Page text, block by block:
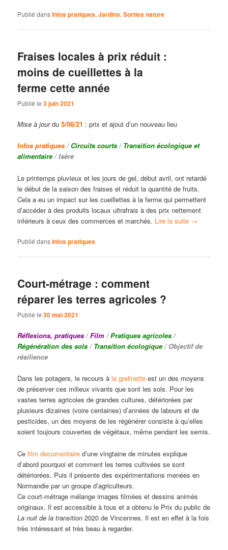
Publié dansInfos pratiques,Jardins,Sorties nature
Fraises locales à prix réduit :
moins de cueillettes à la
ferme cette année
Publié le3 juin 2021
Mise à jourdu5/06/21 : prix et ajout d’un nouveau lieu
Infos pratiques / Circuits courts / Transition écologique et
alimentaire / Isère
Le printemps pluvieux et les jours de gel, début avril, ont retardé
le début de la saison des fraises et réduit la quantité de fruits.
Cela a eu un impact sur les cueillettes à la ferme qui permettent
d’accéder à des produits locaux ultrafrais à des prix nettement
inférieurs à ceux des commerces et marchés. Lire la suite →
Publié dansInfos pratiques
Court-métrage : comment
réparer les terres agricoles ?
Publié le30 mai 2021
Réflexions, pratiques/Film/Pratiques agricoles/
Régénération des sols/ Transition écologique/ Objectif de
résilience
Dans les potagers, le recours àla grelinette est un des moyens
de préserver ces milieux vivants que sont les sols. Pour les
vastes terres agricoles de grandes cultures, détériorées par
plusieurs dizaines (voire centaines) d’années de labours et de
pesticides, un des moyens de les régénérer consiste à qu’elles
soient toujours couvertes de végétaux, même pendant les semis.
Cefilm documentaire d’une vingtaine de minutes explique
d’abord pourquoi et comment les terres cultivées se sont
détériorées. Puis il présente des expérimentations menées en
Normandie par un groupe d’agriculteurs.
Ce court-métrage mélange images filmées et dessins animés
originaux. Il est accessible à tous et a obtenu le Prix du public de
La nuit de la transition 2020 de Vincennes. Il est en effet à la fois
très intéressant et très beau à regarder.